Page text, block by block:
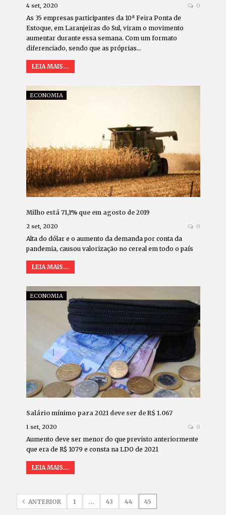
4 set, 2020 0
As 35 empresas participantes da 10ª Feira Ponta de
Estoque, em Laranjeiras do Sul, viram o movimento
aumentar durante essa semana. Com um formato
diferenciado, sendo que as próprias…
LEIA MAIS...
ECONOMIA
Milho está 71,1% que em agosto de 2019
2 set, 2020 0
Alta do dólar e o aumento da demanda por conta da
pandemia, causou valorização no cereal em todo o país
LEIA MAIS...
ECONOMIA
Salário mínimo para 2021 deve ser de R$ 1.067
1 set, 2020 0
Aumento deve ser menor do que previsto anteriormente
que era de R$ 1079 e consta na LDO de 2021
LEIA MAIS...
ANTERIOR 1 … 43 44 45